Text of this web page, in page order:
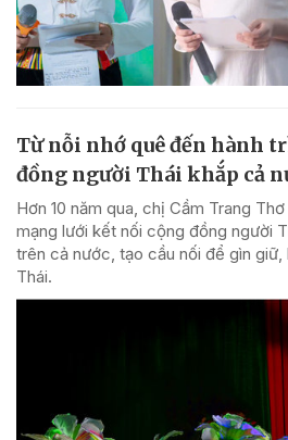
Từ nỗi nhớ quê đến hành
đồng người Thái khắp cả
Hơn 10 năm qua, chị Cầm Trang
mạng lưới kết nối cộng đồng người
trên cả nước, tạo cầu nối để gìn giữ,
Thái.